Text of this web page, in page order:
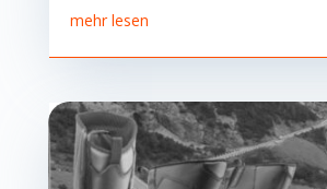
mehr lesen